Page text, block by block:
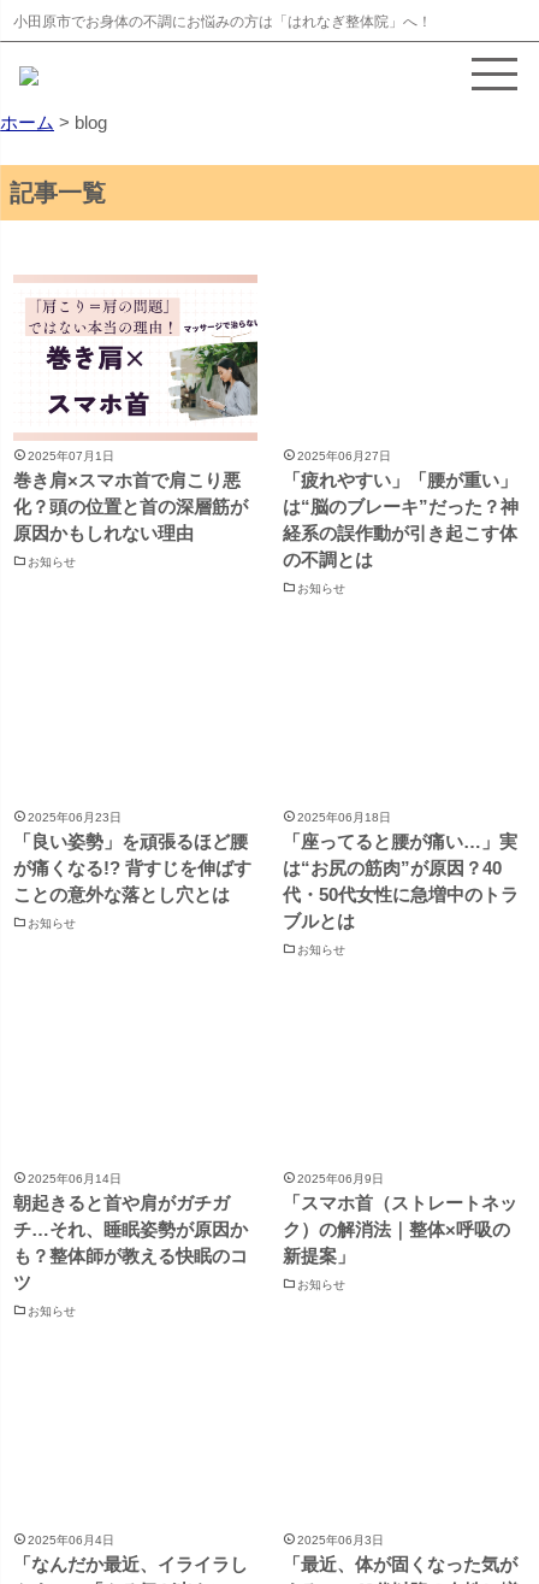
小田原市でお身体の不調にお悩みの方は「はれなぎ整体院」へ！
ホーム > blog
記事一覧
2025年07月1日
巻き肩×スマホ首で肩こり悪
化？頭の位置と首の深層筋が
原因かもしれない理由
お知らせ
2025年06月27日
「疲れやすい」「腰が重い」
は“脳のブレーキ”だった？神
経系の誤作動が引き起こす体
の不調とは
お知らせ
2025年06月23日
「良い姿勢」を頑張るほど腰
が痛くなる!? 背すじを伸ばす
ことの意外な落とし穴とは
お知らせ
2025年06月18日
「座ってると腰が痛い…」実
は“お尻の筋肉”が原因？40
代・50代女性に急増中のトラ
ブルとは
お知らせ
2025年06月14日
朝起きると首や肩がガチガ
チ…それ、睡眠姿勢が原因か
も？整体師が教える快眠のコ
ツ
お知らせ
2025年06月9日
「スマホ首（ストレートネッ
ク）の解消法｜整体×呼吸の
新提案」
お知らせ
2025年06月4日
「なんだか最近、イライラし
2025年06月3日
「最近、体が固くなった気が